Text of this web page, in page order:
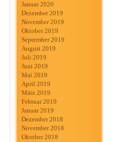
Januar 2020
Dezember 2019
November 2019
Oktober 2019
September 2019
August 2019
Juli 2019
Juni 2019
Mai 2019
April 2019
März 2019
Februar 2019
Januar 2019
Dezember 2018
November 2018
Oktober 2018